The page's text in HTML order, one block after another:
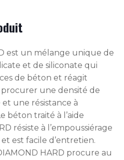
est un mélange unique de
et de siliconate qui
de béton et réagit
une densité de
une résistance à
béton traité à l’aide
résiste à l’empoussiérage
est facile d’entretien.
HARD procure au